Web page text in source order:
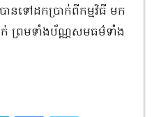
ានទៅដកប្រាក់ពីកម្មវិធី មក
ក់ ព្រមទាំងប័ណ្ណសមធម៌​ទាំង